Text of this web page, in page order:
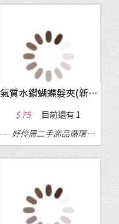
氣質水鑽蝴蝶髮夾(新).一字夾
$ 75 目前還有 1
---好伶居二手商品循環店 ---